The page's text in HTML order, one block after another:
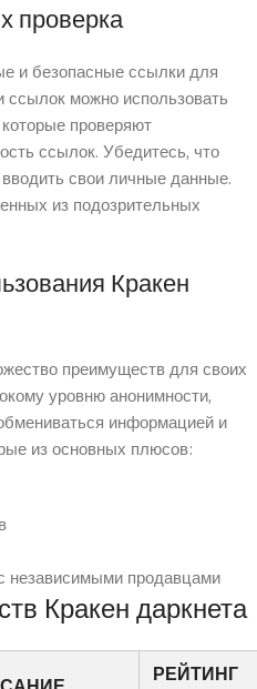
проверка
и безопасные ссылки для
ссылок можно использовать
проверяют
ссылок. Убедитесь, что
свои личные данные.
из подозрительных
Кракен
преимуществ для своих
уровню анонимности,
информацией и
из основных плюсов:
независимыми продавцами
Кракен даркнета
РЕЙТИНГ